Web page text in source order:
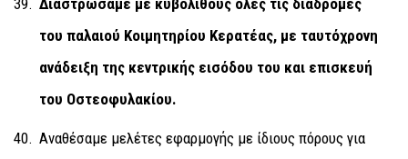
Διαστρώσαμε με κυβόλιθους όλες τις διαδρομές
του παλαιού Κοιμητηρίου Κερατέας, με ταυτόχρονη
ανάδειξη της κεντρικής εισόδου του και επισκευή
του Οστεοφυλακίου.
Αναθέσαμε μελέτες εφαρμογής με ίδιους πόρους για